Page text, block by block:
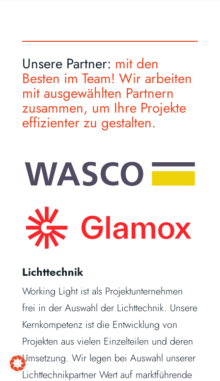
Unsere Partner: mit den
Besten im Team! Wir arbeiten
mit ausgewählten Partnern
zusammen, um Ihre Projekte
effizienter zu gestalten.
Lichttechnik
Working Light ist als Projektunternehmen
frei in der Auswahl der Lichttechnik. Unsere
Kernkompetenz ist die Entwicklung von
Projekten aus vielen Einzelteilen und deren
Umsetzung. Wir legen bei Auswahl unserer
Lichttechnikpartner Wert auf marktführende